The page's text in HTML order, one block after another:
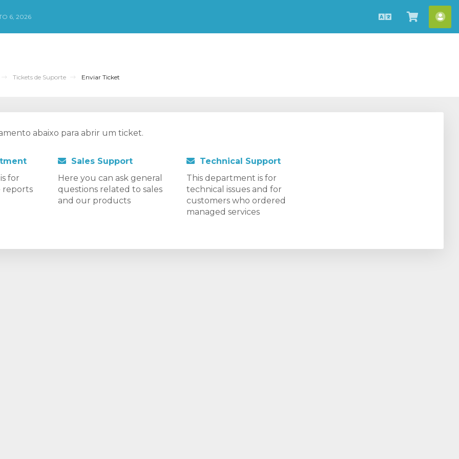
6, 2026
Português
carrinho
Tickets de Suporte Enviar Ticket
abaixo para abrir um ticket.
for
reports
Sales Support
Here you can ask general
questions related to sales
and our products
Technical Support
This department is for
technical issues and for
customers who ordered
managed services